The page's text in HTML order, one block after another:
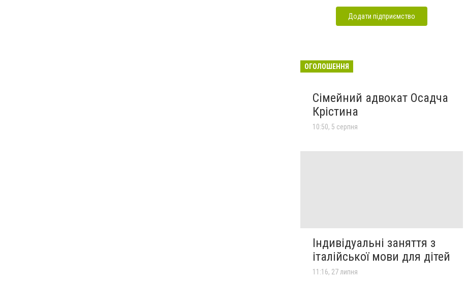
Додати підприємство
ОГОЛОШЕННЯ
Сімейний адвокат Осадча
Крістина
10:50, 5 серпня
Індивідуальні заняття з
італійської мови для дітей
11:16, 27 липня